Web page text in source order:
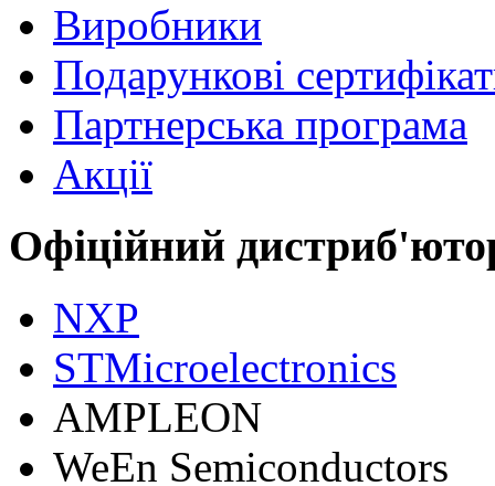
Виробники
Подарункові
Партнерська програма
Акції
Офіційний
NXP
STMicroelectronics
АMPLEON
WeEn Semiconductors